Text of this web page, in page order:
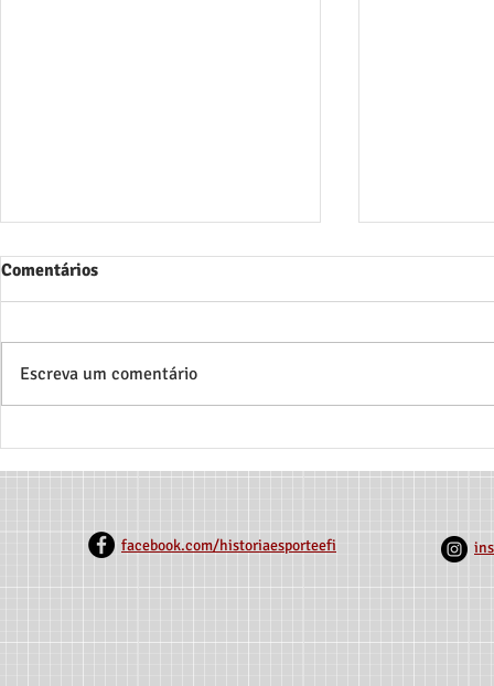
REMUNERADO
Comentários
Escreva um comentário
facebook.com/historiaesporteefi